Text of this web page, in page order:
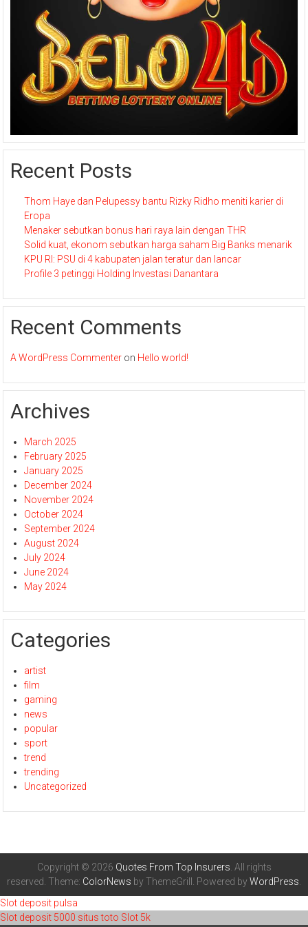
Recent Posts
Thom Haye dan Pelupessy bantu Rizky Ridho meniti karier di
Eropa
Menaker sebutkan bonus hari raya lain dengan THR
Solid kuat, ekonom sebutkan harga saham Big Banks menarik
KPU RI: PSU di 4 kabupaten jalan teratur dan lancar
Profile 3 petinggi Holding Investasi Danantara
Recent Comments
A WordPress Commenter on Hello world!
Archives
March 2025
February 2025
January 2025
December 2024
November 2024
October 2024
September 2024
August 2024
July 2024
June 2024
May 2024
Categories
artist
film
gaming
news
popular
sport
trend
trending
Uncategorized
Copyright © 2026 Quotes From Top Insurers . All rights
reserved. Theme: ColorNews by ThemeGrill. Powered byWordPress
Slot deposit pulsa
Slot deposit 5000 situs toto Slot 5k